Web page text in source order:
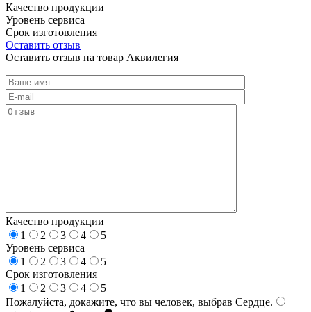
Качество продукции
Уровень сервиса
Срок изготовления
Оставить отзыв
Оставить отзыв на товар Аквилегия
Качество продукции
1
2 3 4
5
Уровень сервиса
1
2 3 4
5
Срок изготовления
1
2 3 4
5
Пожалуйста, докажите, что вы человек, выбрав Сердце.